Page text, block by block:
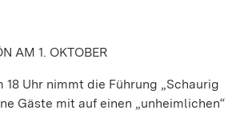
AM 1. OKTOBER
18 Uhr nimmt die Führung „Schaurig
Gäste mit auf einen „unheimlichen“